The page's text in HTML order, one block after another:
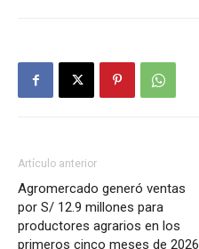
Artículo anterior
Agromercado generó ventas
por S/ 12.9 millones para
productores agrarios en los
primeros cinco meses de 2026